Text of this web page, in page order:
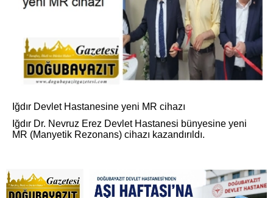
Iğdır Devlet Hastanesine yeni MR cihazı
Iğdır Dr. Nevruz Erez Devlet Hastanesi bünyesine yeni
MR (Manyetik Rezonans) cihazı kazandırıldı.